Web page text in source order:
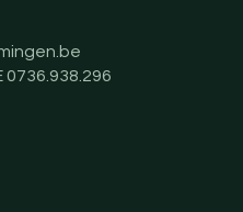
0736.938.296